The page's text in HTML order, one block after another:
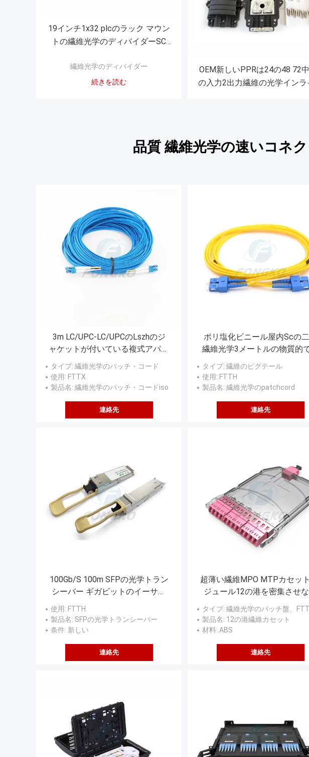
19インチ1x32 plcのラック マウン
トの繊維光学のディバイダーSC
繊維光学のディバイダー
続きを読む
OEM新しいPPRは24の48 72
の入力2出力繊維の光学インラ
品質 繊維光学の速いコネ
3m LC/UPC-LC/UPCのLszhのジ
ャケットが付いている複式アパー
トの青い繊維光学の装甲パッチ・
タイプ: 繊維光学のパッチ・コード
使用: FTTX
製品名: 繊維光学のパッチ・コードiso
連絡先
ポリ塩化ビニール屋内Scの
繊維光学3メートルの物質的
もよい質Patchcord
タイプ: 繊維のピグテール
使用: FTTH
製品名: 繊維光学のpatchcord
連絡先
100Gb/S 100m SFPの光学トラン
シーバー ギガビットのイーサネ
ット モジュールQSFP28 SR4
使用: FTTH
製品名: SFPの光学トランシーバー
条件: 新しい
連絡先
超薄い繊維MPO MTPカセッ
ジュール12の港を密集させな
タイプ: 繊維光学のパッチ盤、FTTxの解
製品名: 12の港繊維カセット
材料: ABS
連絡先